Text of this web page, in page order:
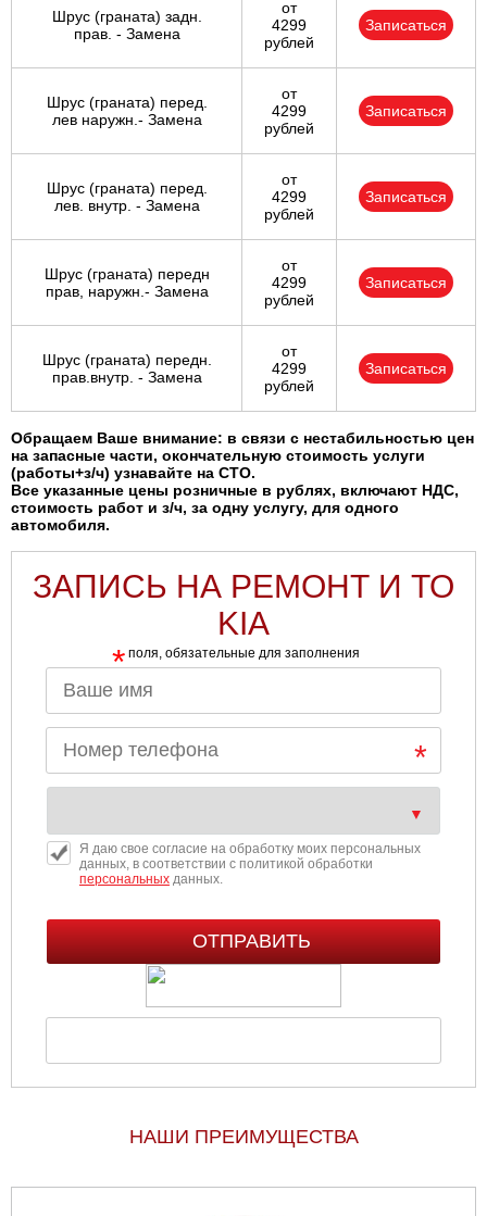
Шрус (граната) задн.
прав. - Замена
от
4299
рублей
Записаться
Шрус (граната) перед.
лев наружн.- Замена
от
4299
рублей
Записаться
Шрус (граната) перед.
лев. внутр. - Замена
от
4299
рублей
Записаться
Шрус (граната) передн
прав, наружн.- Замена
от
4299
рублей
Записаться
Шрус (граната) передн.
прав.внутр. - Замена
от
4299
рублей
Записаться
Обращаем Ваше внимание: в связи с нестабильностью цен
на запасные части, окончательную стоимость услуги
(работы+з/ч) узнавайте на СТО.
Все указанные цены розничные в рублях, включают НДС,
стоимость работ и з/ч, за одну услугу, для одного
автомобиля.
ЗАПИСЬ НА РЕМОНТ И ТО
KIA
* поля, обязательные для заполнения
Я даю свое согласие на обработку моих персональных
данных, в соответствии с политикой обработки
персональныхданных.
НАШИ ПРЕИМУЩЕСТВА